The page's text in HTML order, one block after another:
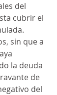
del
cubrir el
sin que a
la deuda
de
del